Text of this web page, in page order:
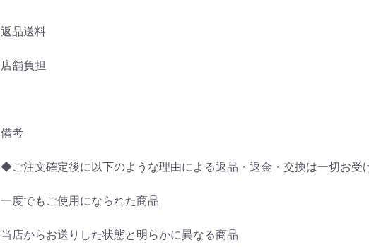
返品送料
店舗負担
備考
◆ご注文確定後に以下のような理由による返品・返金・交換は一切お受
一度でもご使用になられた商品
当店からお送りした状態と明らかに異なる商品